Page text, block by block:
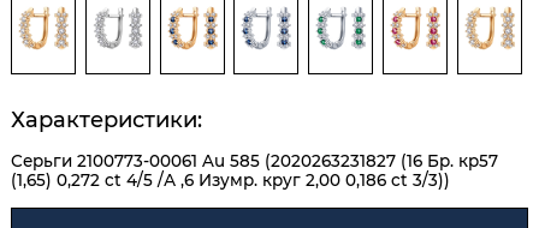
Характеристики:
Серьги 2100773-00061 Au 585 (2020263231827 (16 Бр. кр57
(1,65) 0,272 ct 4/5 /А ,6 Изумр. круг 2,00 0,186 ct 3/3))